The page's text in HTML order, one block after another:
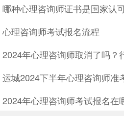
心理咨询师考试报名流程
2024年心理咨询师考试报名在